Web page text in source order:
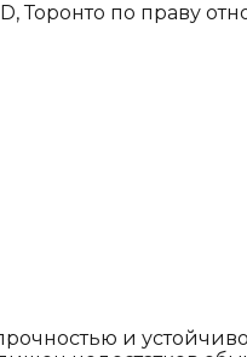
Торонто по праву
и